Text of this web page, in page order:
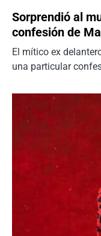
Sorprendió al
confesión de
El mítico ex
una particular